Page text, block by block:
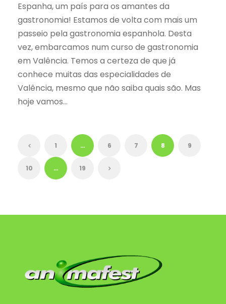
Espanha, um país para os amantes da
gastronomia! Estamos de volta com mais um
passeio pela gastronomia espanhola. Desta
vez, embarcamos num curso de gastronomia
em Valência. Temos a certeza de que já
conhece muitas das especialidades de
Valência, mesmo que não saiba quais são. Mas
hoje vamos...
1 … 6 7 8 9
10 … 19